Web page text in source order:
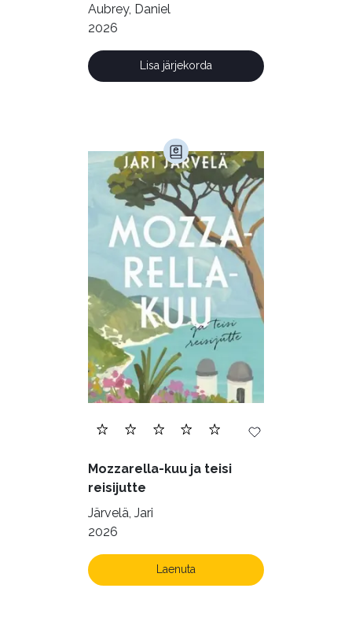
Aubrey, Daniel
2026
Lisa järjekorda
Mozzarella-kuu ja teisi
reisijutte
Järvelä, Jari
2026
Laenuta